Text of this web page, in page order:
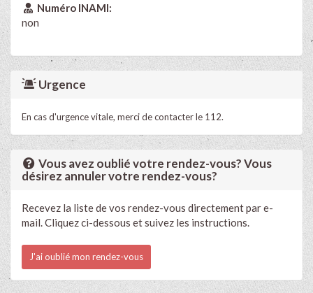
Numéro INAMI:
non
Urgence
En cas d'urgence vitale, merci de contacter le 112.
Vous avez oublié votre rendez-vous? Vous
désirez annuler votre rendez-vous?
Recevez la liste de vos rendez-vous directement par e-
mail. Cliquez ci-dessous et suivez les instructions.
J'ai oublié mon rendez-vous